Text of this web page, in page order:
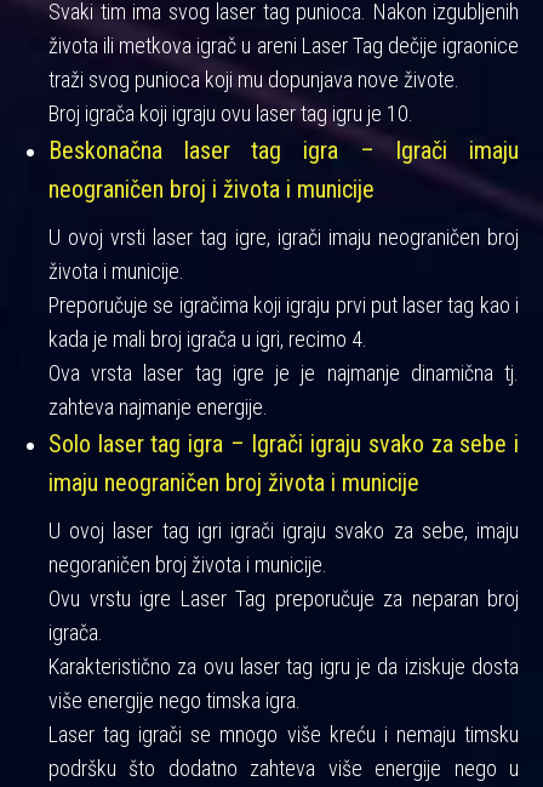
Svaki tim ima svog laser tag punioca. Nakon izgubljenih
života ili metkova igrač u areni Laser Tag dečije igraonice
traži svog punioca koji mu dopunjava nove živote.
Broj igrača koji igraju ovu laser tag igru je 10.
Beskonačna laser tag igra – Igrači imaju
neograničen broj i života i municije
U ovoj vrsti laser tag igre, igrači imaju neograničen broj
života i municije.
Preporučuje se igračima koji igraju prvi put laser tag kao i
kada je mali broj igrača u igri, recimo 4.
Ova vrsta laser tag igre je je najmanje dinamična tj.
zahteva najmanje energije.
Solo laser tag igra – Igrači igraju svako za sebe i
imaju neograničen broj života i municije
U ovoj laser tag igri igrači igraju svako za sebe, imaju
negoraničen broj života i municije.
Ovu vrstu igre Laser Tag preporučuje za neparan broj
igrača.
Karakteristično za ovu laser tag igru je da iziskuje dosta
više energije nego timska igra.
Laser tag igrači se mnogo više kreću i nemaju timsku
podršku što dodatno zahteva više energije nego u